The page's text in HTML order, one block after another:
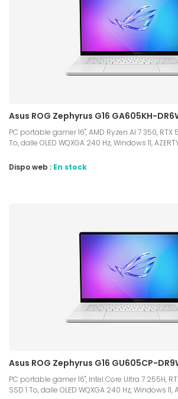
Asus ROG Zephyrus G16 GA605KH-
PC portable gamer 16", AMD Ryzen AI 7 350, RTX
To, dalle OLED WQXGA 240 Hz, Windows 11,
Dispo web : En stock
Asus ROG Zephyrus G16 GU605CP-
PC portable gamer 16", Intel Core Ultra 7 255H,
SSD 1 To, dalle OLED WQXGA 240 Hz, Windows 11,